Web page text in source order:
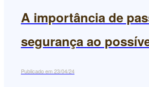
A importância de
segurança ao
Publicado em 23/04/24